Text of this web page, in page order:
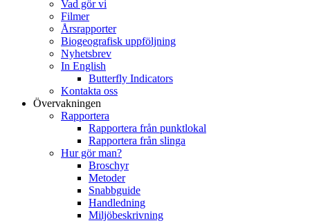
Vad gör vi
Filmer
Årsrapporter
Biogeografisk uppföljning
Nyhetsbrev
In English
Butterfly Indicators
Kontakta oss
Övervakningen
Rapportera
Rapportera från punktlokal
Rapportera från slinga
Hur gör man?
Broschyr
Metoder
Snabbguide
Handledning
Miljöbeskrivning